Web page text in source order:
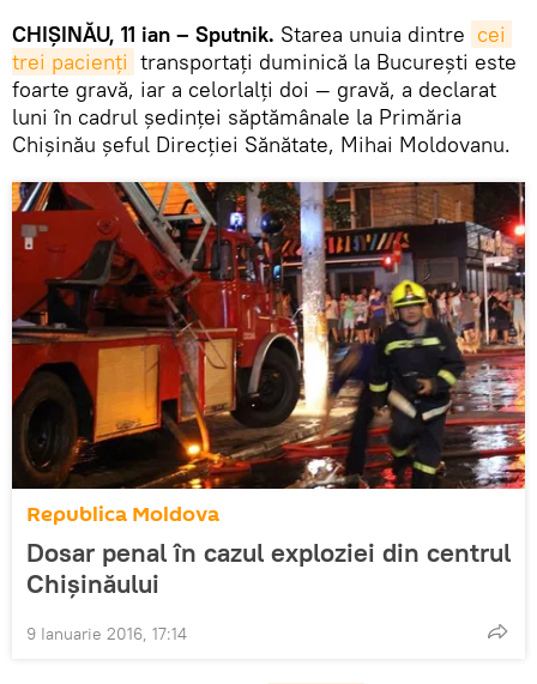
CHIŞINĂU, 11 ian – Sputnik. Starea unuia dintre cei
trei pacienţi transportaţi duminică la Bucureşti este
foarte gravă, iar a celorlalţi doi — gravă, a declarat
luni în cadrul şedinţei săptămânale la Primăria
Chişinău şeful Direcţiei Sănătate, Mihai Moldovanu.
Republica Moldova
Dosar penal în cazul exploziei din centrul
Chișinăului
9 Ianuarie 2016, 17:14